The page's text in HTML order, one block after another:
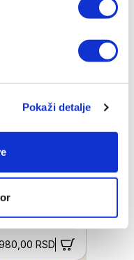
Pokaži detalje
ION
RSD